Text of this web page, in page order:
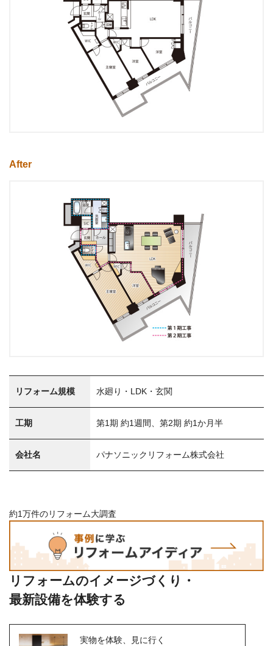
After
リフォーム規模 水廻り・LDK・玄関
工期 第1期 約1週間、第2期 約1か月半
会社名 パナソニックリフォーム株式会社
約1万件のリフォーム大調査
リフォームのイメージづくり・
最新設備を体験する
実物を体験、見に行く